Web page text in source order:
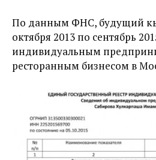
По данным ФНС, будущий
октября 2013 по сентябрь
индивидуальным
ресторанным бизнесом в